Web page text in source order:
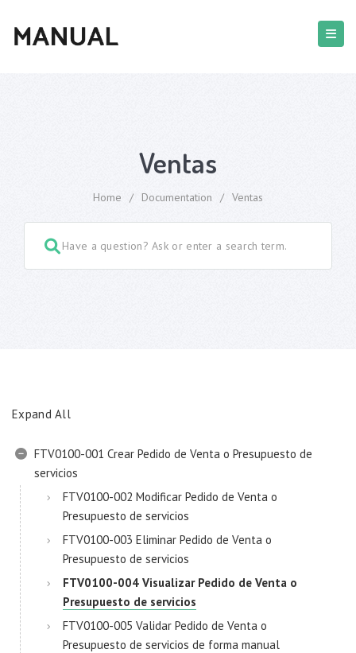
Ventas
Home / Documentation / Ventas
Expand All
FTV0100-001 Crear Pedido de Venta o Presupuesto de
servicios
FTV0100-002 Modificar Pedido de Venta o
Presupuesto de servicios
FTV0100-003 Eliminar Pedido de Venta o
Presupuesto de servicios
FTV0100-004 Visualizar Pedido de Venta o
Presupuesto de servicios
FTV0100-005 Validar Pedido de Venta o
Presupuesto de servicios de forma manual